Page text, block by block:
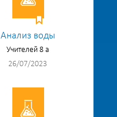
Анализ воды
Учителей 8 а
26/07/2023